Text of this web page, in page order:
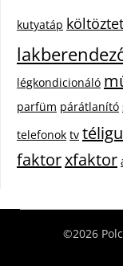
kutyatáp
légkondicionáló
parfüm párátlanító
telefonok tv
faktorxfaktor
©2026